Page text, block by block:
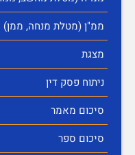
ממ"ן (מטלת מנחה, ממן)
מצגת
ניתוח פסק דין
סיכום מאמר
סיכום ספר